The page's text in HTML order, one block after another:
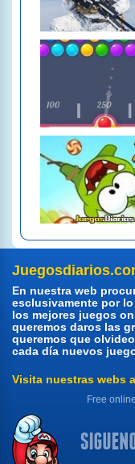
En nuestra web
esclusivamente por
los mejores juegos
queremos daros las
queremos que
cada día nuevos
Visita nuestras webs
Free